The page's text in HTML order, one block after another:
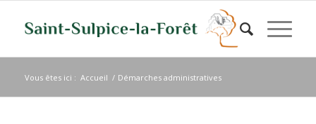
Vous êtes ici : Accueil / Démarches administratives